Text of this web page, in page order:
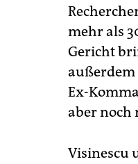
mehr als
Gericht
außerdem
Ex-
aber noch
Visinescu